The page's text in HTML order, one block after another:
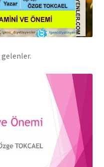
gelenler.